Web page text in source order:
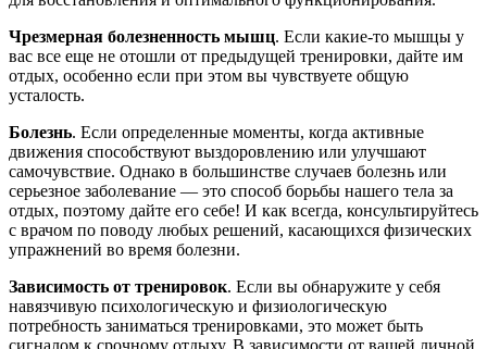
Чрезмерная болезненность мышц. Если какие-то мышцы у
вас все еще не отошли от предыдущей тренировки, дайте им
отдых, особенно если при этом вы чувствуете общую
усталость.
Болезнь. Если определенные моменты, когда активные
движения способствуют выздоровлению или улучшают
самочувствие. Однако в большинстве случаев болезнь или
серьезное заболевание — это способ борьбы нашего тела за
отдых, поэтому дайте его себе! И как всегда, консультируйтесь
с врачом по поводу любых решений, касающихся физических
упражнений во время болезни.
Зависимость от тренировок. Если вы обнаружите у себя
навязчивую психологическую и физиологическую
потребность заниматься тренировками, это может быть